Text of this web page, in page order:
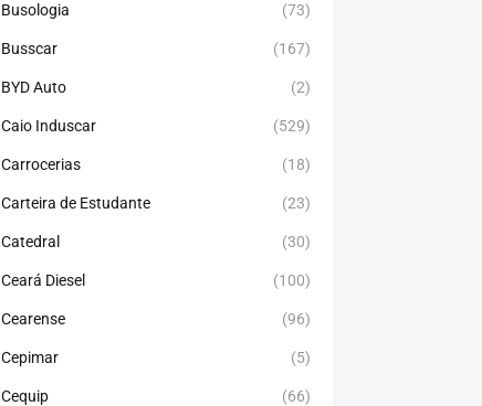
Busologia (73)
Busscar (167)
BYD Auto (2)
Caio Induscar (529)
Carrocerias (18)
Carteira de Estudante (23)
Catedral (30)
Ceará Diesel (100)
Cearense (96)
Cepimar (5)
Cequip (66)